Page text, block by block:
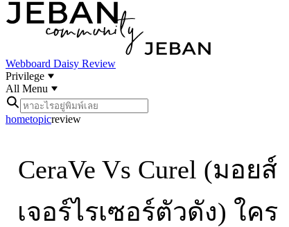
Webboard Daisy Review
Privilege
All Menu
hometopicreview
CeraVe Vs Curel (มอยส์
เจอร์ไรเซอร์ตัวดัง) ใคร